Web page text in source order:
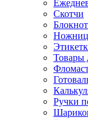
Скотчи
Товары
Ручки